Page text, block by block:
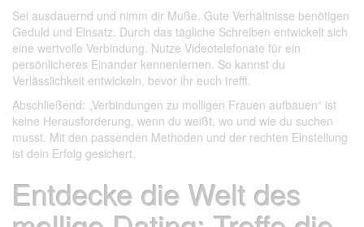
Sei ausdauernd und nimm dir Muße. Gute Verhältnisse benötigen
Geduld und Einsatz. Durch das tägliche Schreiben entwickelt sich
eine wertvolle Verbindung. Nutze Videotelefonate für ein
persönlicheres Einander kennenlernen. So kannst du
Verlässlichkeit entwickeln, bevor ihr euch trefft.
Abschließend: „Verbindungen zu molligen Frauen aufbauen“ ist
keine Herausforderung, wenn du weißt, wo und wie du suchen
musst. Mit den passenden Methoden und der rechten Einstellung
ist dein Erfolg gesichert.
Entdecke die Welt des